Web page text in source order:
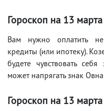
Гороскоп на 13
Вам нужно оплатить
кредиты (или ипотеку).
будете чувствовать
может напрягать знак
Гороскоп на 13